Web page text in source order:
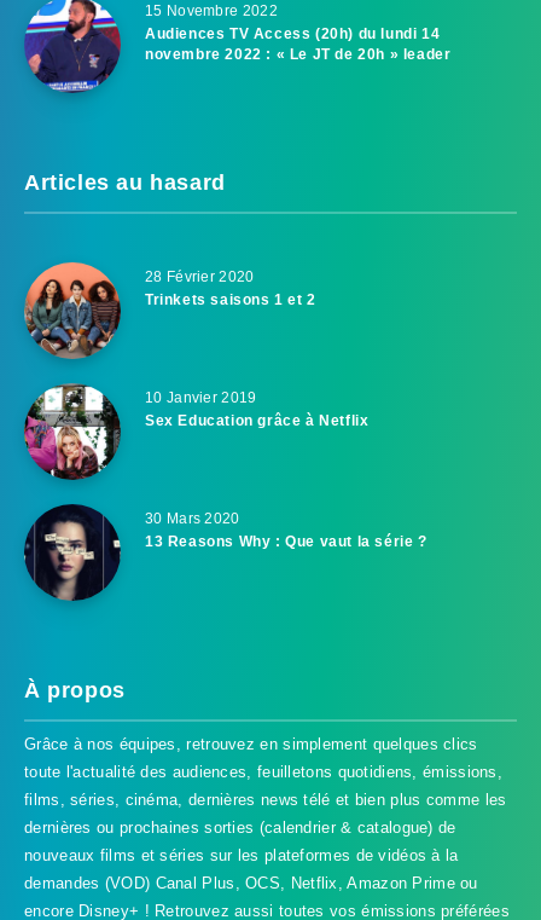
15 Novembre 2022
Audiences TV Access (20h) du lundi 14
novembre 2022 : « Le JT de 20h » leader
Articles au hasard
28 Février 2020
Trinkets saisons 1 et 2
10 Janvier 2019
Sex Education grâce à Netflix
30 Mars 2020
13 Reasons Why : Que vaut la série ?
À propos
Grâce à nos équipes, retrouvez en simplement quelques clics
toute l'actualité des audiences, feuilletons quotidiens, émissions,
films, séries, cinéma, dernières news télé et bien plus comme les
dernières ou prochaines sorties (calendrier & catalogue) de
nouveaux films et séries sur les plateformes de vidéos à la
demandes (VOD) Canal Plus, OCS, Netflix, Amazon Prime ou
encore Disney+ ! Retrouvez aussi toutes vos émissions préférées